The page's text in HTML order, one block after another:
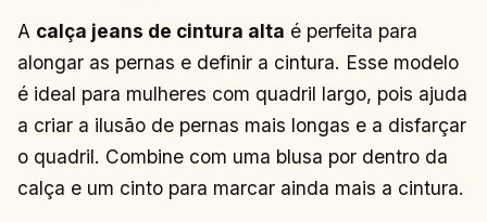
A calça jeans de cintura alta é perfeita para
alongar as pernas e definir a cintura. Esse modelo
é ideal para mulheres com quadril largo, pois ajuda
a criar a ilusão de pernas mais longas e a disfarçar
o quadril. Combine com uma blusa por dentro da
calça e um cinto para marcar ainda mais a cintura.